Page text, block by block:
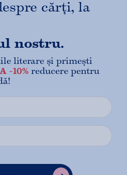
cărți, la
nostru.
literare și primești
-10% reducere pentru